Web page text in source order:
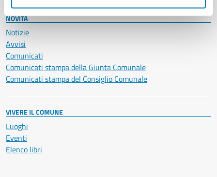
NOVITÀ
Notizie
Avvisi
Comunicati
Comunicati stampa della Giunta Comunale
Comunicati stampa del Consiglio Comunale
VIVERE IL COMUNE
Luoghi
Eventi
Elenco libri